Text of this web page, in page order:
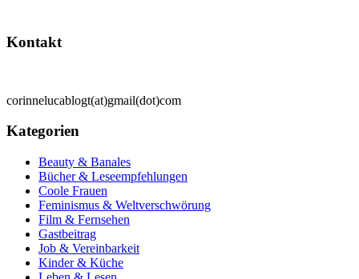
Kontakt
corinnelucablogt(at)gmail(dot)com
Kategorien
Beauty & Banales
Bücher & Leseempfehlungen
Coole Frauen
Feminismus & Weltverschwörung
Film & Fernsehen
Gastbeitrag
Job & Vereinbarkeit
Kinder & Küche